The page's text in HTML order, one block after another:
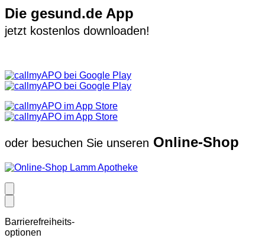
Die gesund.de App
jetzt kostenlos downloaden!
oder besuchen Sie unseren Online-Shop
Barrierefreiheits-
optionen